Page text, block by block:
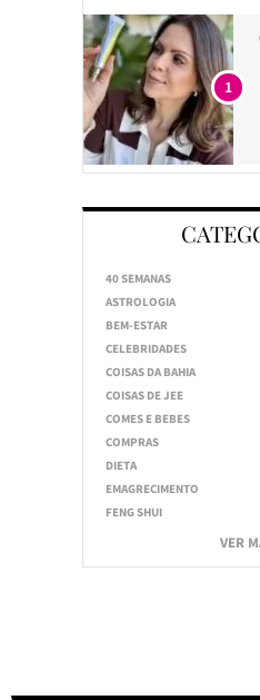
1
40 SEMANAS
ASTROLOGIA
BEM-ESTAR
CELEBRIDADES
COISAS DA BAHIA
COISAS DE JEE
COMES E BEBES
COMPRAS
DIETA
EMAGRECIMENTO
FENG SHUI
VER